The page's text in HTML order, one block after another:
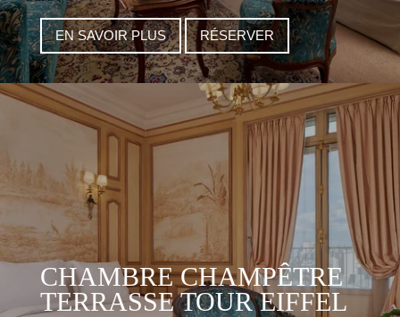
EN SAVOIR PLUS RÉSERVER
CHAMBRE CHAMPÊTRE
TERRASSE TOUR EIFFEL